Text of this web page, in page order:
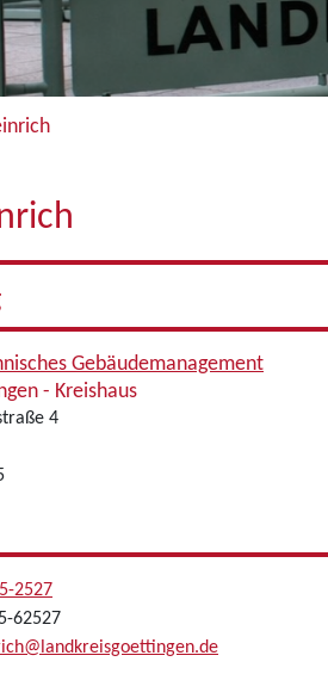
Gebäudemanagement
- Kreishaus
4
2527
62527